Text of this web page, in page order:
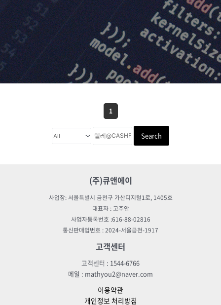
1
Search
(주)큐앤에이
사업장: 서울특별시 금천구 가산디지털1로, 1405호
대표자 : 고주안
사업자등록번호 :616-88-02816
통신판매업번호 : 2024-서울금천-1917
고객센터
고객센터 : 1544-6766
메일 : mathyou2@naver.com
이용약관
개인정보 처리방침